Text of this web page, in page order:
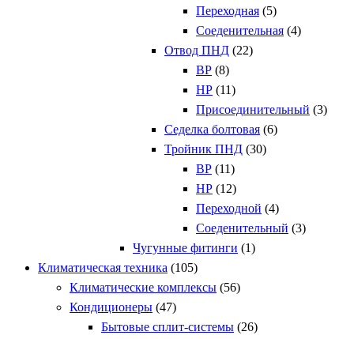
Переходная (5)
Соеденительная (4)
Отвод ПНД (22)
ВР (8)
НР (11)
Присоединительный (3)
Седелка болтовая (6)
Тройник ПНД (30)
ВР (11)
НР (12)
Переходной (4)
Соеденительный (3)
Чугунные фитинги (1)
Климатическая техника (105)
Климатические комплексы (56)
Кондиционеры (47)
Бытовые сплит-системы (26)